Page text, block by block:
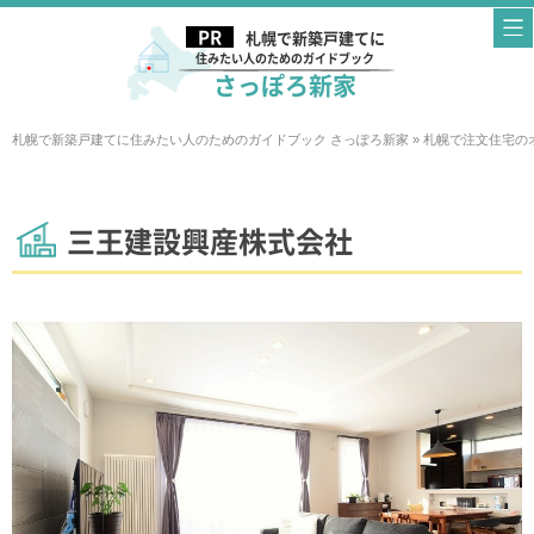
札幌で新築戸建てに
住みたい人のためのガイドブック
さっぽろ新家
札幌で新築戸建てに住みたい人のためのガイドブック さっぽろ新家 » 札幌で注文住宅の
三王建設興産株式会社